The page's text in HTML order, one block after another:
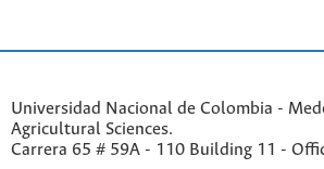
Universidad Nacional de Colombia -
Agricultural Sciences.
Carrera 65 # 59A - 110 Building 11 -